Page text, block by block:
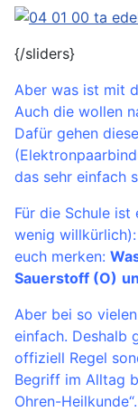
{/sliders}
Aber was ist mit
Auch die wollen
Dafür gehen
das sehr einfach
Für die Schule
wenig
euch merken:
Sauerstoff (O)
Aber bei so
einfach. Deshalb
offiziell Regel
Begriff im Alltag
Ohren-